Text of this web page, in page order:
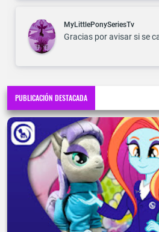
MyLittlePonySeriesTv
Gracias por avisar si se
PUBLICACIÓN DESTACADA